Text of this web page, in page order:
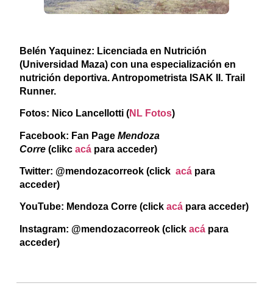
Belén Yaquinez: Licenciada en Nutrición
(Universidad Maza) con una especialización en
nutrición deportiva. Antropometrista ISAK II. Trail
Runner.
Fotos: Nico Lancellotti (NL Fotos)
Facebook: Fan Page Mendoza
Corre(clikc acápara acceder)
Twitter: @mendozacorreok (click acápara
acceder)
YouTube: Mendoza Corre (click acápara acceder)
Instagram: @mendozacorreok (click acápara
acceder)